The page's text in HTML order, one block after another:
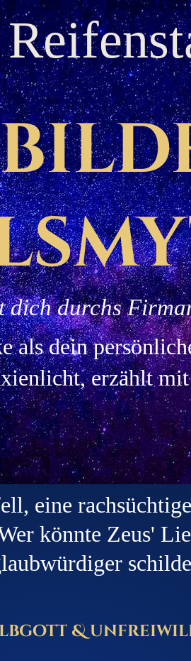
dich durchs
als dein
erzählt
eine
könnte Zeus'
&